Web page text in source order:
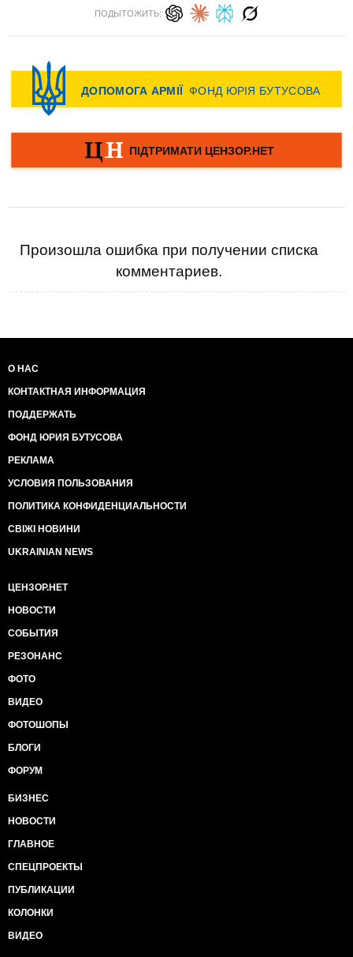
ПОДЫТОЖИТЬ:
Произошла ошибка при получении списка
комментариев.
О НАС
КОНТАКТНАЯ ИНФОРМАЦИЯ
ПОДДЕРЖАТЬ
ФОНД ЮРИЯ БУТУСОВА
РЕКЛАМА
УСЛОВИЯ ПОЛЬЗОВАНИЯ
ПОЛИТИКА КОНФИДЕНЦИАЛЬНОСТИ
СВІЖІ НОВИНИ
UKRAINIAN NEWS
ЦЕНЗОР.НЕТ
НОВОСТИ
СОБЫТИЯ
РЕЗОНАНС
ФОТО
ВИДЕО
ФОТОШОПЫ
БЛОГИ
ФОРУМ
БИЗНЕС
НОВОСТИ
ГЛАВНОЕ
СПЕЦПРОЕКТЫ
ПУБЛИКАЦИИ
КОЛОНКИ
ВИДЕО